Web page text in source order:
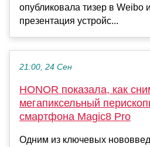
опубликовала тизер в Weibo
презентация устройс...
21:00, 24 Сен
HONOR показала, как
мегапиксельный
смартфона Magic8 Pro
Одним из ключевых